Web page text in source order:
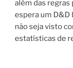
além das regras
espera um D&D
não seja visto
estatísticas de